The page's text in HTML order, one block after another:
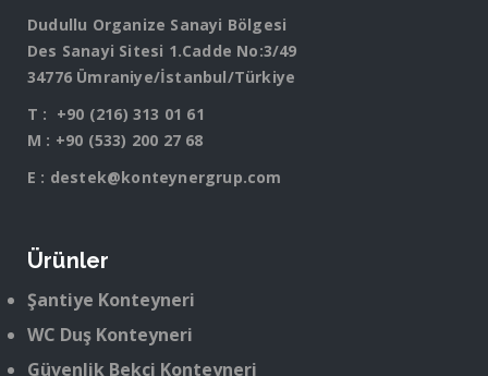
Dudullu Organize Sanayi Bölgesi
Des Sanayi Sitesi 1.Cadde No:3/49
34776 Ümraniye/İstanbul/Türkiye
T : +90 (216) 313 01 61
M : +90 (533) 200 27 68
E : destek@konteynergrup.com
Ürünler
Şantiye Konteyneri
WC Duş Konteyneri
Güvenlik Bekçi Konteyneri